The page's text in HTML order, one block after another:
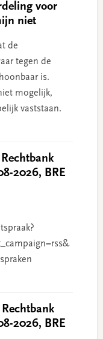
voor
niet
de
tegen de
is.
mogelijk,
vaststaan.
2026, BRE
2026, BRE